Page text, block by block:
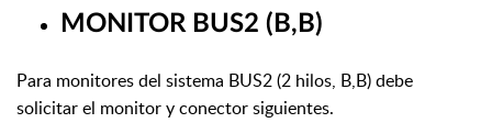
MONITOR BUS2 (B,B)
Para monitores del sistema BUS2 (2 hilos, B,B) debe
solicitar el monitor y conector siguientes.